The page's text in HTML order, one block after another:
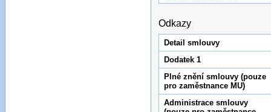
Odkazy
Detail smlouvy
Dodatek 1
Plné znění smlouvy (pouze
pro zaměstnance MU)
Administrace smlouvy